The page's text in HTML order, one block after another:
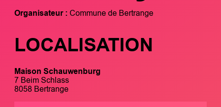
Organisateur : Commune de Bertrange
LOCALISATION
Maison Schauwenburg
7 Beim Schlass
8058 Bertrange